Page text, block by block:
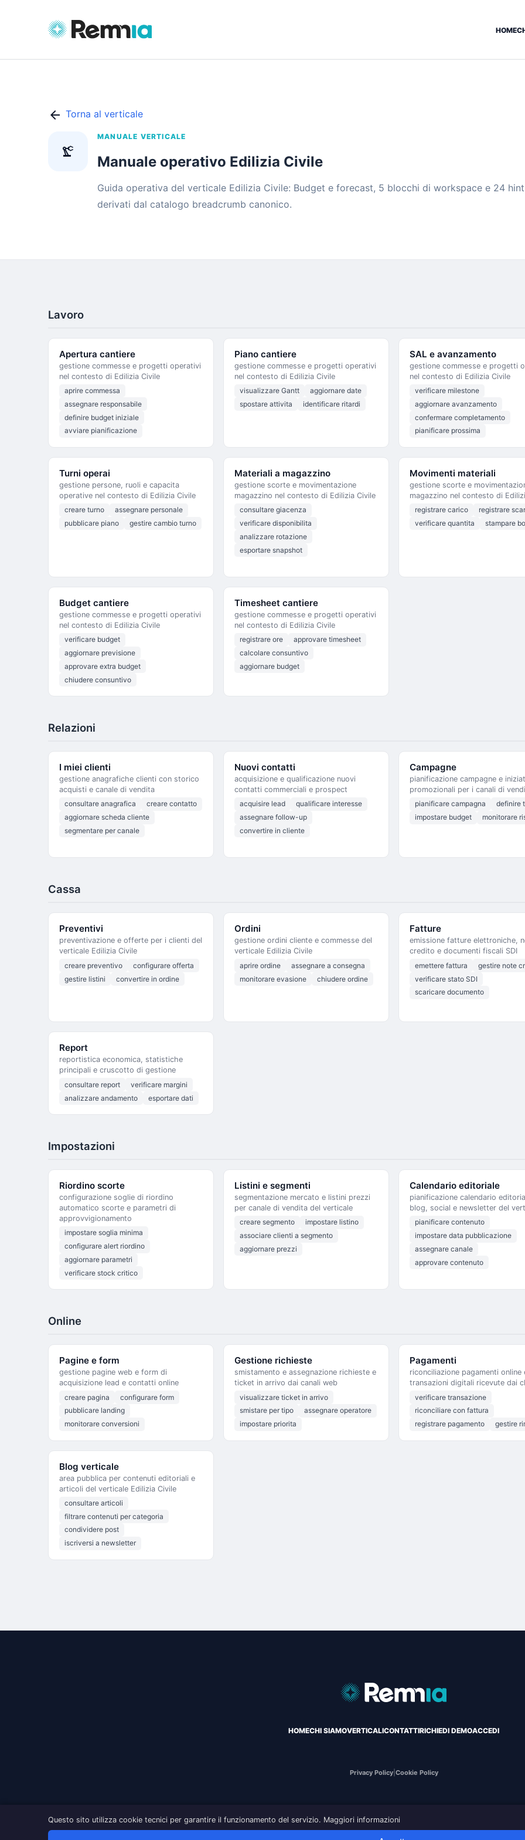
HOME
arrow_back Torna al verticale
precision_manufacturing
MANUALE VERTICALE
Manuale operativo Edilizia Civile
Guida operativa del verticale Edilizia Civile: Budget e forecast, 5 blocchi di workspace e 24
derivati dal catalogo breadcrumb canonico.
Lavoro
Apertura cantiere
gestione commesse e progetti operativi
nel contesto di Edilizia Civile
aprire commessa
assegnare responsabile
definire budget iniziale
avviare pianificazione
Piano cantiere
gestione commesse e progetti operativi
nel contesto di Edilizia Civile
visualizzare Gantt
aggiornare date
spostare attivita
identificare ritardi
SAL e avanzamento
gestione commesse e progetti
nel contesto di Edilizia Civile
verificare milestone
aggiornare avanzamento
confermare completamento
pianificare prossima
Turni operai
gestione persone, ruoli e capacita
operative nel contesto di Edilizia Civile
creare turno
assegnare personale
pubblicare piano
gestire cambio turno
Materiali a magazzino
gestione scorte e movimentazione
magazzino nel contesto di Edilizia Civile
consultare giacenza
verificare disponibilita
analizzare rotazione
esportare snapshot
Movimenti materiali
gestione scorte e
magazzino nel contesto di
registrare carico
registrare
verificare quantita
stampare
Budget cantiere
gestione commesse e progetti operativi
nel contesto di Edilizia Civile
verificare budget
aggiornare previsione
approvare extra budget
chiudere consuntivo
Timesheet cantiere
gestione commesse e progetti operativi
nel contesto di Edilizia Civile
registrare ore
approvare timesheet
calcolare consuntivo
aggiornare budget
Relazioni
I miei clienti
gestione anagrafiche clienti con storico
acquisti e canale di vendita
consultare anagrafica
creare contatto
aggiornare scheda cliente
segmentare per canale
Nuovi contatti
acquisizione e qualificazione nuovi
contatti commerciali e prospect
acquisire lead
qualificare interesse
assegnare follow-up
convertire in cliente
Campagne
pianificazione campagne e
promozionali per i canali di
pianificare campagna
definire
impostare budget
monitorare
Cassa
Preventivi
preventivazione e offerte per i clienti del
verticale Edilizia Civile
creare preventivo
configurare offerta
gestire listini
convertire in ordine
Ordini
gestione ordini cliente e commesse del
verticale Edilizia Civile
aprire ordine
assegnare a consegna
monitorare evasione
chiudere ordine
Fatture
emissione fatture elettroniche,
credito e documenti fiscali SDI
emettere fattura
gestire note
verificare stato SDI
scaricare documento
Report
reportistica economica, statistiche
principali e cruscotto di gestione
consultare report
verificare margini
analizzare andamento
esportare dati
Impostazioni
Riordino scorte
configurazione soglie di riordino
automatico scorte e parametri di
approvvigionamento
impostare soglia minima
configurare alert riordino
aggiornare parametri
verificare stock critico
Listini e segmenti
segmentazione mercato e listini prezzi
per canale di vendita del verticale
creare segmento
impostare listino
associare clienti a segmento
aggiornare prezzi
Calendario editoriale
pianificazione calendario
blog, social e newsletter del
pianificare contenuto
impostare data pubblicazione
assegnare canale
approvare contenuto
Online
Pagine e form
gestione pagine web e form di
acquisizione lead e contatti online
creare pagina
configurare form
pubblicare landing
monitorare conversioni
Gestione richieste
smistamento e assegnazione richieste e
ticket in arrivo dai canali web
visualizzare ticket in arrivo
smistare per tipo
assegnare operatore
impostare priorita
Pagamenti
riconciliazione pagamenti online
transazioni digitali ricevute dai
verificare transazione
riconciliare con fattura
registrare pagamento
gestire
Blog verticale
area pubblica per contenuti editoriali e
articoli del verticale Edilizia Civile
consultare articoli
filtrare contenuti per categoria
condividere post
iscriversi a newsletter
HOMECHI SIAMOVERTICALICONTATTIRICHIEDI DEMOACCEDI
Privacy Policy| Cookie Policy
Questo sito utilizza cookie tecnici per garantire il funzionamento del servizio. Maggiori informazioni